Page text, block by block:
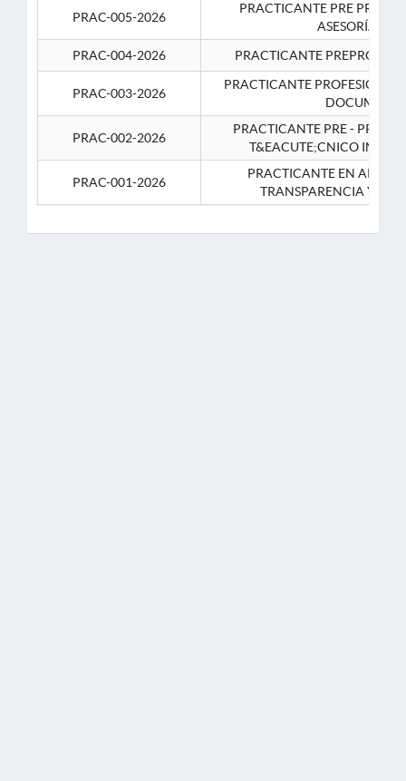
PRAC-005-2026
PRACTICANTE PRE
ASESORÍA
PRAC-004-2026
PRACTICANTE
PRAC-003-2026
PRACTICANTE
PRAC-002-2026
PRACTICANTE PRE -
T&EACUTE;CNICO
PRAC-001-2026
PRACTICANTE EN APOYO
TRANSPARENCIA Y